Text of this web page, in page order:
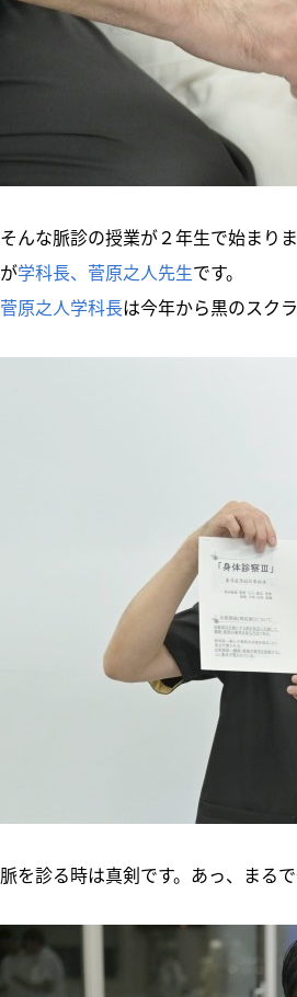
そんな脈診の授業が２年生で始まり
が学科長、菅原之人先生です。
菅原之人学科長は今年から黒のスク
脈を診る時は真剣です。あっ、まる